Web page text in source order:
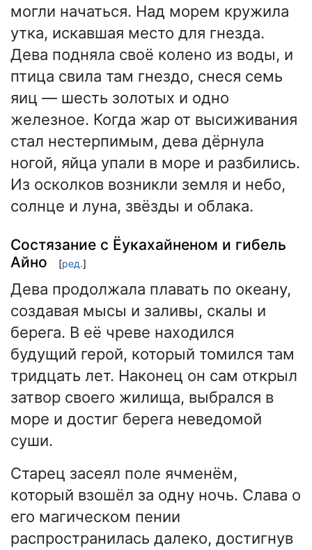
могли начаться. Над морем кружила
утка, искавшая место для гнезда.
Дева подняла своё колено из воды, и
птица свила там гнездо, снеся семь
яиц — шесть золотых и одно
железное. Когда жар от высиживания
стал нестерпимым, дева дёрнула
ногой, яйца упали в море и разбились.
Из осколков возникли земля и небо,
солнце и луна, звёзды и облака.
Состязание с Ёукахайненом и гибель
Айно
[ред.]
Дева продолжала плавать по океану,
создавая мысы и заливы, скалы и
берега. В её чреве находился
будущий герой, который томился там
тридцать лет. Наконец он сам открыл
затвор своего жилища, выбрался в
море и достиг берега неведомой
суши.
Старец засеял поле ячменём,
который взошёл за одну ночь. Слава о
его магическом пении
распространилась далеко, достигнув